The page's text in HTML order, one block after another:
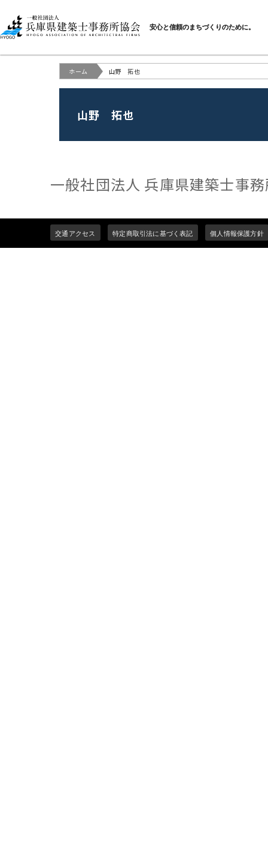
一般社団法人 兵庫県建
安心と信頼のまちづくりのために。
ホーム 山野 拓也
山野 拓也
一般社団法人 兵庫県建築士事
Footer
交通アクセス 特定商取引法に基づく表記 個人情報保護方針